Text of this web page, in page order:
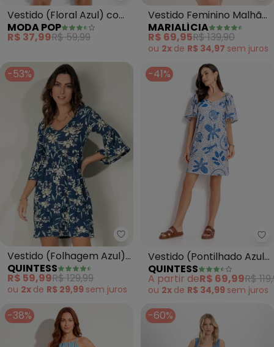
Vestido (Floral Azul) com
Decote Quadrado
MODA POP
R$ 37,99R$ 59,99
Vestido Feminino Malhão
Peletizado (Azul)
MARIALÍCIA
R$ 69,95R$ 139,90
ou 2x de R$ 34,97 sem juros
-53%
Quintess - Vestido (Folhagem
Vestido (Folhagem Azul)
com Franzidos
QUINTESS
R$ 59,99R$ 129,99
ou 2x de R$ 29,99 sem juros
-41%
Vestido (Pontilhado Azul)
em Malha Texturizada
QUINTESS
A partir deR$ 69,99R$
ou 2x de R$ 34,99 sem juros
-38% -60%